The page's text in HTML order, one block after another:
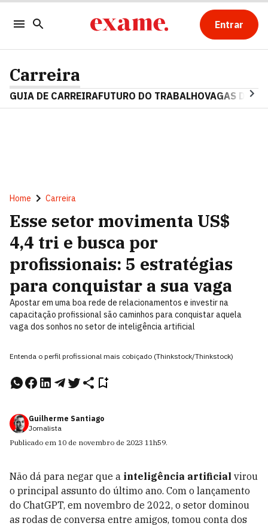
Entrar
Carreira
GUIA DE CARREIRAFUTURO DO TRABALHOVAGAS DE
Home Carreira
Esse setor movimenta US$
4,4 tri e busca por
profissionais: 5 estratégias
para conquistar a sua vaga
Apostar em uma boa rede de relacionamentos e investir na
capacitação profissional são caminhos para conquistar aquela
vaga dos sonhos no setor de inteligência artificial
Entenda o perfil profissional mais cobiçado (Thinkstock/Thinkstock)
Guilherme Santiago
Jornalista
Publicado em 10 de novembro de 2023 11h59.
Não dá para negar que a inteligência artificial virou
o principal assunto do último ano. Com o lançamento
do ChatGPT, em novembro de 2022, o setor dominou
as rodas de conversa entre amigos, tomou conta dos